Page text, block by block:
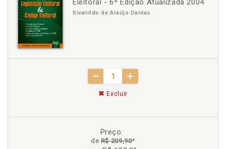
Eleitoral - 6ª Edição Atualizada 2004
Sivanildo de Araújo Dantas
Excluir
Preço:
deR$ 209,90*